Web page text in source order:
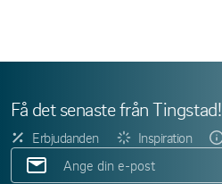
Få det senaste från Tingstad!
Erbjudanden Inspiration